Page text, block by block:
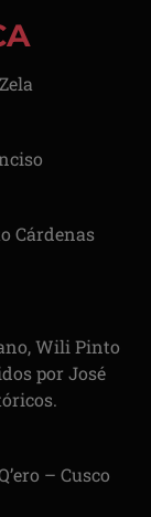
Cárdenas
Wili Pinto
por José
– Cusco